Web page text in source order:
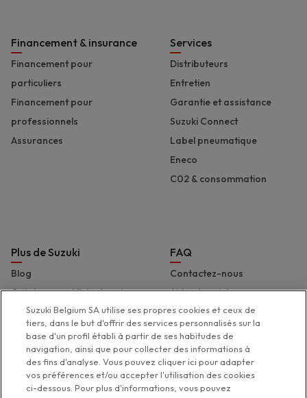
Financement & insurance
Financement pour
particuliers
Financement pour
professionnels
Assurances
Services
Distributeurs
Entretien
Garantie et assistance
Suzuki Connect
Label pneumatique
Eneco
C02 & consommation
Plus de Suzuki
Blog
Catalogues et liste de prix
Presse
Suzuki Marine
Suzuki 2 Wheels
Suzuki Global
FAQ
Contactez-nous
Aide et assistance
Déclaration d'accessibilité
Suzuki Belgium SA utilise ses propres cookies et ceux de
tiers, dans le but d'offrir des services personnalisés sur la
base d'un profil établi à partir de ses habitudes de
navigation, ainsi que pour collecter des informations à
des fins d'analyse. Vous pouvez cliquer ici pour adapter
vos préférences et/ou accepter l'utilisation des cookies
ci-dessous. Pour plus d'informations, vous pouvez